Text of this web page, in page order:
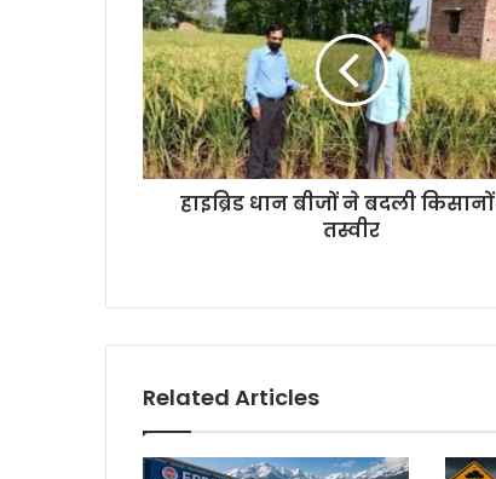
हाइब्रिड धान बीजों ने बदली
तस्वीर
Related Articles